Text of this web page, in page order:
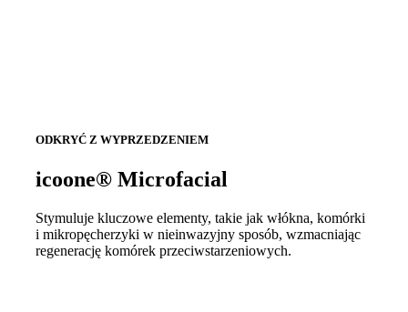
ODKRYĆ Z WYPRZEDZENIEM
icoone® Microfacial
Stymuluje kluczowe elementy, takie jak włókna, komórki
i mikropęcherzyki w nieinwazyjny sposób, wzmacniając
regenerację komórek przeciwstarzeniowych.